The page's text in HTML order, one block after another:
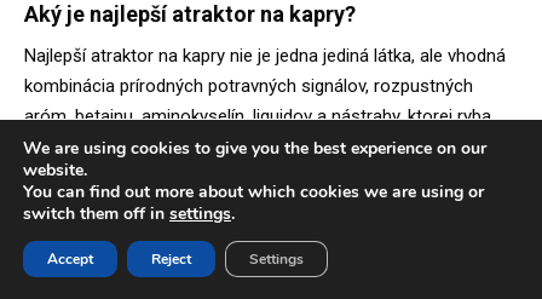
Aký je najlepší atraktor na kapry?
Najlepší atraktor na kapry nie je jedna jediná látka, ale vhodná
kombinácia prírodných potravných signálov, rozpustných
aróm, betainu, aminokyselín, liquidov a nástrahy, ktorej ryba
dôveruje. Konope, melasa, krill, mušľa, dážďovka, pečeň, voľné
aminokyseliny a betain fungujú v mnohých situáciách veľmi
dobre. V teplej vode často zaberajú sladké a ovocné vône, v
studenej vode skôr cesnak, krill, mušľa, Scopex a dobre
rozpustné atraktory.
We are using cookies to give you the best experience on our
website.
You can find out more about which cookies we are using or
switch them off in settings.
Accept Reject Settings